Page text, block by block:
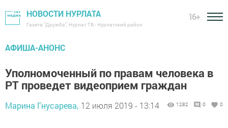
НОВОСТИ НУРЛАТА
Газета "Дружба", Нурлат ТВ - Нурлатский район
16+
АФИША-АНОНС
Уполномоченный по правам человека в
РТ проведет видеоприем граждан
Марина Гнусарева, 12 июля 2019 - 13:14 1282 0 0